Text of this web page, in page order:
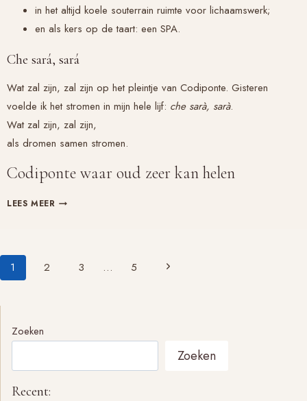
in het altijd koele souterrain ruimte voor lichaamswerk;
en als kers op de taart: een SPA.
Che sará, sará
Wat zal zijn, zal zijn op het pleintje van Codiponte. Gisteren
voelde ik het stromen in mijn hele lijf: che sarà, sarà.
Wat zal zijn, zal zijn,
als dromen samen stromen.
Codiponte waar oud zeer kan helen
LEES MEER ALS
Paginanavigatie
1 2 3 … 5
Volgende
Zoeken
Zoeken
Recent: